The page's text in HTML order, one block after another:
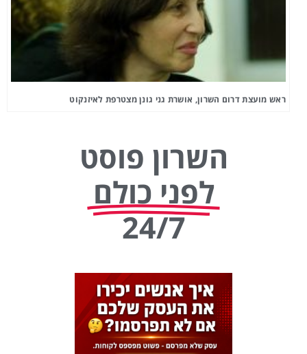
ראש מועצת דרום השרון, אושרת גני גונן מצטרפת לאיזנקוט
השרון פוסט
לפני כולם
24/7